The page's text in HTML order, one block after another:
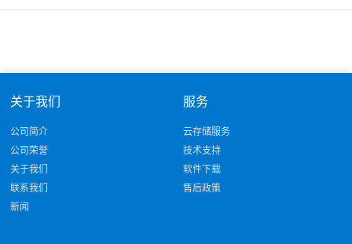
关于我们
公司简介
公司荣誉
关于我们
联系我们
新闻
服务
云存储服务
技术支持
软件下载
售后政策